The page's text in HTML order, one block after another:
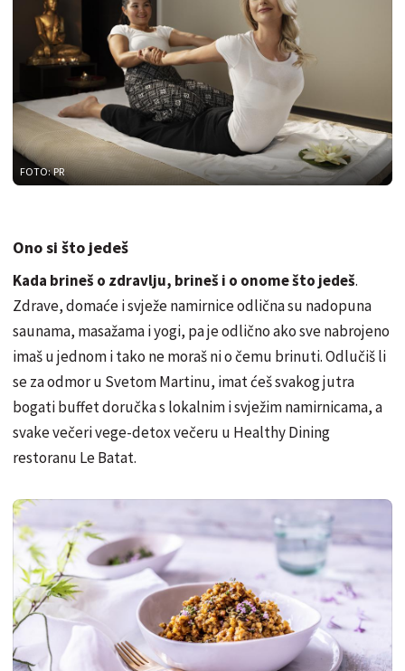
FOTO: PR
Ono si što jedeš
Kada brineš o zdravlju, brineš i o onome što jedeš.
Zdrave, domaće i svježe namirnice odlična su nadopuna
saunama, masažama i yogi, pa je odlično ako sve nabrojeno
imaš u jednom i tako ne moraš ni o čemu brinuti. Odlučiš li
se za odmor u Svetom Martinu, imat ćeš svakog jutra
bogati buffet doručka s lokalnim i svježim namirnicama, a
svake večeri vege-detox večeru u Healthy Dining
restoranu Le Batat.